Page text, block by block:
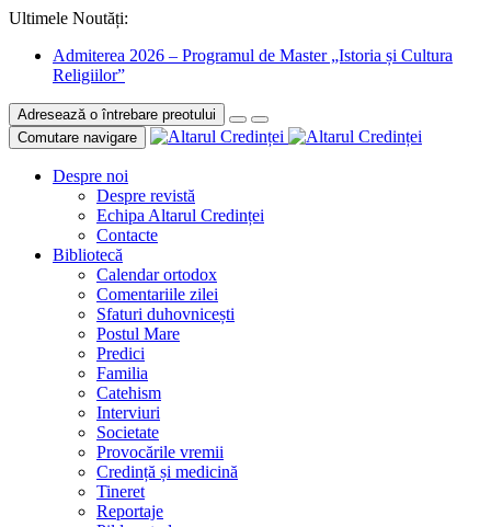
Ultimele Noutăți:
Admiterea 2026 – Programul de Master „Istoria și Cultura
Religiilor”
Adresează o întrebare preotului
Comutare navigare
Despre noi
Despre revistă
Echipa Altarul Credinței
Contacte
Bibliotecă
Calendar ortodox
Comentariile zilei
Sfaturi duhovnicești
Postul Mare
Predici
Familia
Catehism
Interviuri
Societate
Provocările vremii
Credință și medicină
Tineret
Reportaje